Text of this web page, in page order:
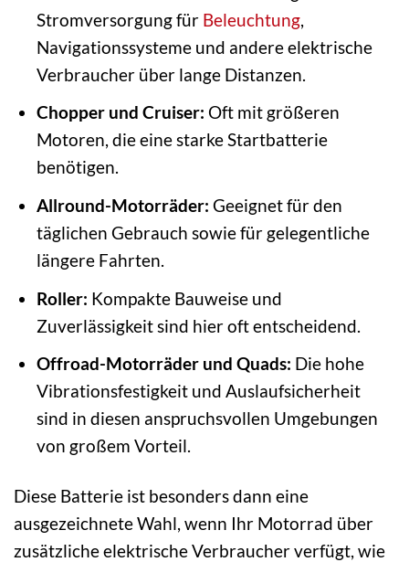
Stromversorgung für Beleuchtung,
Navigationssysteme und andere elektrische
Verbraucher über lange Distanzen.
Chopper und Cruiser: Oft mit größeren
Motoren, die eine starke Startbatterie
benötigen.
Allround-Motorräder: Geeignet für den
täglichen Gebrauch sowie für gelegentliche
längere Fahrten.
Roller: Kompakte Bauweise und
Zuverlässigkeit sind hier oft entscheidend.
Offroad-Motorräder und Quads: Die hohe
Vibrationsfestigkeit und Auslaufsicherheit
sind in diesen anspruchsvollen Umgebungen
von großem Vorteil.
Diese Batterie ist besonders dann eine
ausgezeichnete Wahl, wenn Ihr Motorrad über
zusätzliche elektrische Verbraucher verfügt, wie